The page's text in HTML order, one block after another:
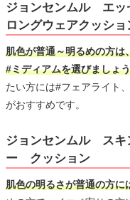
ジョンセンムル エ
ロングウェアクッショ
肌色が普通～明るめの方は
#ミディアムを選びましょ
たい方には#フェアライト
がおすすめです。
ジョンセンムル ス
ー クッション
肌色の明るさが普通の方に